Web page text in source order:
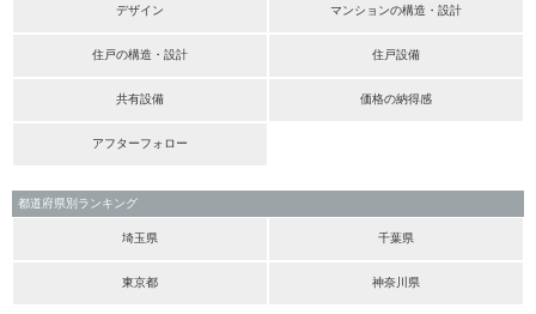
デザイン マンションの構造・設計
住戸の構造・設計 住戸設備
共有設備 価格の納得感
アフターフォロー
都道府県別ランキング
埼玉県 千葉県
東京都 神奈川県